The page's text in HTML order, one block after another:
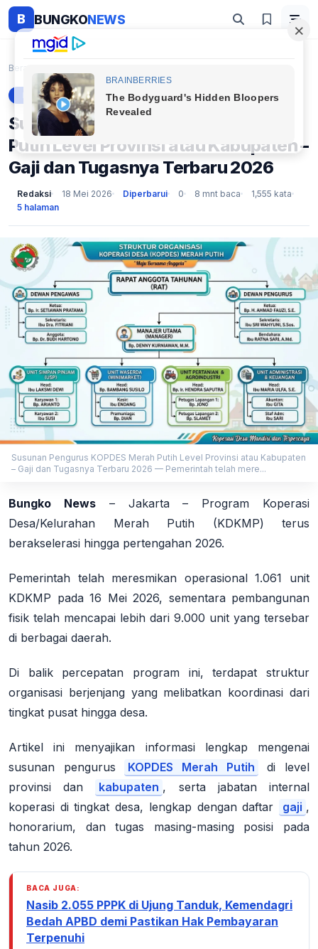
B BUNGKONEWS
Beranda
BERITA
Susunan Pengurus KOPDES Merah
Putih Level Provinsi atau Kabupaten –
Gaji dan Tugasnya Terbaru 2026
Redaksi 18 Mei 2026 Diperbarui 0 8 mnt baca
1,555 kata
5 halaman
Susunan Pengurus KOPDES Merah Putih Level Provinsi atau Kabupaten
– Gaji dan Tugasnya Terbaru 2026 — Pemerintah telah mere...
Bungko News– Jakarta– Program Koperasi
Desa/Kelurahan Merah Putih (KDKMP) terus
berakselerasi hingga pertengahan 2026.
Pemerintah telah meresmikan operasional 1.061 unit
KDKMP pada 16 Mei 2026, sementara pembangunan
fisik telah mencapai lebih dari 9.000 unit yang tersebar
di berbagai daerah.
Di balik percepatan program ini, terdapat struktur
organisasi berjenjang yang melibatkan koordinasi dari
tingkat pusat hingga desa.
Artikel ini menyajikan informasi lengkap mengenai
susunan pengurus
KOPDES Merah Putih
di level
provinsi dan
kabupaten , serta jabatan internal
koperasi di tingkat desa, lengkap dengan daftar
gaji ,
honorarium, dan tugas masing-masing posisi pada
tahun 2026.
BACA JUGA:
Nasib 2.055 PPPK di Ujung Tanduk, Kemendagri
Bedah APBD demi Pastikan Hak Pembayaran
Terpenuhi